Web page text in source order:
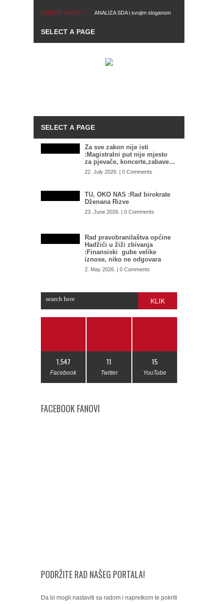
ZADNJE VIJESTI ANALIZA SDA i svojim sloganom
i podsloganom ismijava građane
i vrijeđa njihovu inteligenciju.
Očito je da je to smislio Kapidžić
ŠOKANTNE INFORMACIJE
OSA-e: U BiH se nalaze dvije
grupe plaćenih UBICA, čekaju
naredbe od…
Za sve zakon nije isti
:Magistralni put nije mjesto
za pjevače, koncerte,zabave…
22. July 2026. | 0 Comments
TU, OKO NAS :Rad birokrate
Dženana Rizve
23. June 2026. | 0 Comments
Rad pravobranilaštva općine
Hadžići u žiži zbivanja
:Finansiski gube velike
iznose, niko ne odgovara
2. May 2026. | 0 Comments
KLIK
1,547
Facebook
11
Twitter
15
YouTube
FACEBOOK FANOVI
PODRŽITE RAD NAŠEG PORTALA!
Da bi mogli nastaviti sa radom i napretkom te pokriti